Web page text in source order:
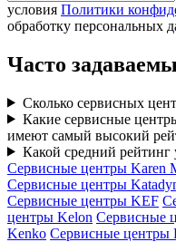
условия Политики
обработку персональных
Часто
Сколько сервисных
Какие сервисные
имеют самый высокий
Какой средний рейтинг
Сервисные центры Karen
Сервисные центры
Сервисные центры KEF
центры Kelon Сервисные
Kenko Сервисные центры